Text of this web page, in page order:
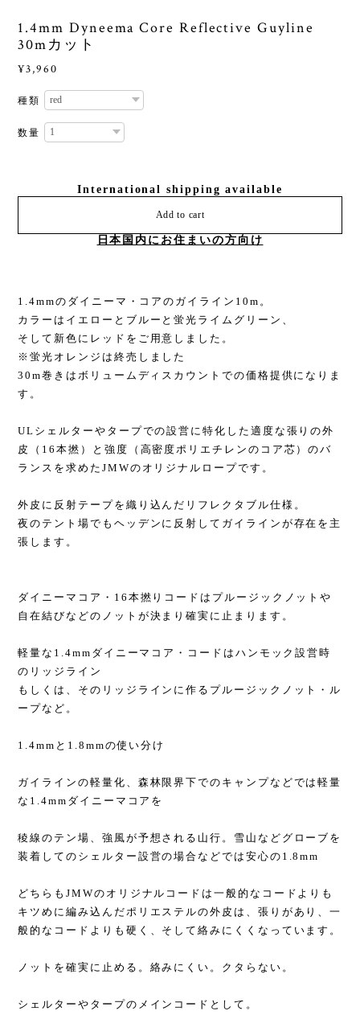
1.4mm Dyneema Core Reflective Guyline
30mカット
¥3,960
種類
数量
International shipping available
Add to cart
日本国内にお住まいの方向け
1.4mmのダイニーマ・コアのガイライン10m。
カラーはイエローとブルーと蛍光ライムグリーン、
そして新色にレッドをご用意しました。
※蛍光オレンジは終売しました
30m巻きはボリュームディスカウントでの価格提供になりま
す。
ULシェルターやタープでの設営に特化した適度な張りの外
皮（16本撚）と強度（高密度ポリエチレンのコア芯）のバ
ランスを求めたJMWのオリジナルロープです。
外皮に反射テープを織り込んだリフレクタブル仕様。
夜のテント場でもヘッデンに反射してガイラインが存在を主
張します。
ダイニーマコア・16本撚りコードはプルージックノットや
自在結びなどのノットが決まり確実に止まります。
軽量な1.4mmダイニーマコア・コードはハンモック設営時
のリッジライン
もしくは、そのリッジラインに作るプルージックノット・ル
ープなど。
1.4mmと1.8mmの使い分け
ガイラインの軽量化、森林限界下でのキャンプなどでは軽量
な1.4mmダイニーマコアを
稜線のテン場、強風が予想される山行。雪山などグローブを
装着してのシェルター設営の場合などでは安心の1.8mm
どちらもJMWのオリジナルコードは一般的なコードよりも
キツめに編み込んだポリエステルの外皮は、張りがあり、一
般的なコードよりも硬く、そして絡みにくくなっています。
ノットを確実に止める。絡みにくい。クタらない。
シェルターやタープのメインコードとして。